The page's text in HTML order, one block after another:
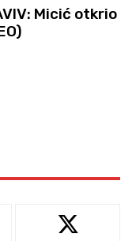
Micić otkrio